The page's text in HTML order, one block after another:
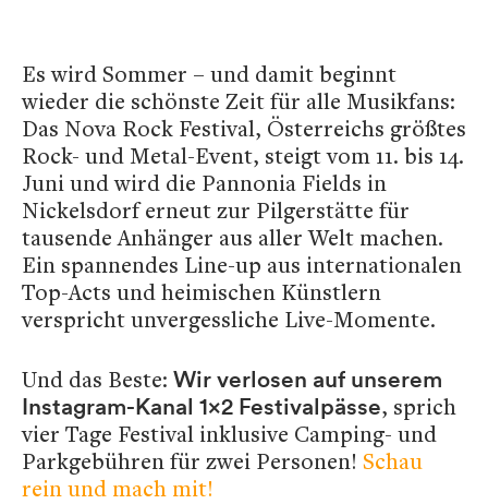
Es wird Sommer – und damit beginnt
wieder die schönste Zeit für alle Musikfans:
Das Nova Rock Festival, Österreichs größtes
Rock- und Metal-Event, steigt vom 11. bis 14.
Juni und wird die Pannonia Fields in
Nickelsdorf erneut zur Pilgerstätte für
tausende Anhänger aus aller Welt machen.
Ein spannendes Line-up aus internationalen
Top-Acts und heimischen Künstlern
verspricht unvergessliche Live-Momente.
Und das Beste: Wir verlosen auf unserem
Instagram-Kanal 1x2 Festivalpässe, sprich
vier Tage Festival inklusive Camping- und
Parkgebühren für zwei Personen! Schau
rein und mach mit!